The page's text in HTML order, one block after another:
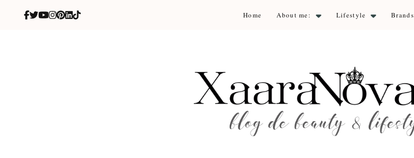
Home About me: Lifestyle Brands